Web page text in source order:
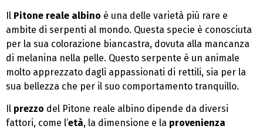
Il Pitone reale albino è una delle varietà più rare e
ambite di serpenti al mondo. Questa specie è conosciuta
per la sua colorazione biancastra, dovuta alla mancanza
di melanina nella pelle. Questo serpente è un animale
molto apprezzato dagli appassionati di rettili, sia per la
sua bellezza che per il suo comportamento tranquillo.
Il prezzo del Pitone reale albino dipende da diversi
fattori, come l’età, la dimensione e la provenienza